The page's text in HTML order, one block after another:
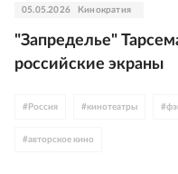
05.05.2026 Кинократия
"Запределье"
российские экраны
# Россия #кинотеатры #
#авторское кино